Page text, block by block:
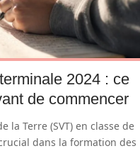
2024 : ce
de commencer
la Terre (SVT) en classe de
dans la formation des